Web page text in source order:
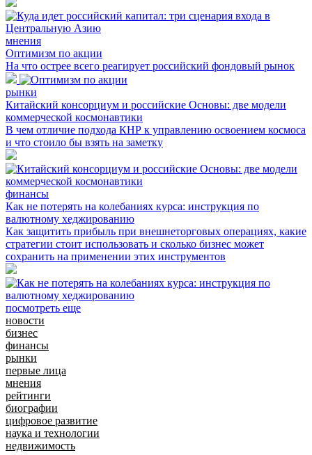
мнения
Оптимизм по акции
На что острее всего реагирует российский фондовый рынок
рынки
Китайский консорциум и российские Основы: две модели
коммерческой космонавтики
В чем отличие подхода КНР к управлению освоением космоса
и что стоило бы взять на заметку
финансы
Как не потерять на колебаниях курса: инструкция по
валютному хеджированию
Как защитить прибыль при внешнеторговых операциях, какие
стратегии стоит использовать и сколько бизнес может
сохранить на применении этих инструментов
посмотреть еще
новости
бизнес
финансы
рынки
первые лица
мнения
рейтинги
биографии
цифровое развитие
наука и технологии
недвижимость